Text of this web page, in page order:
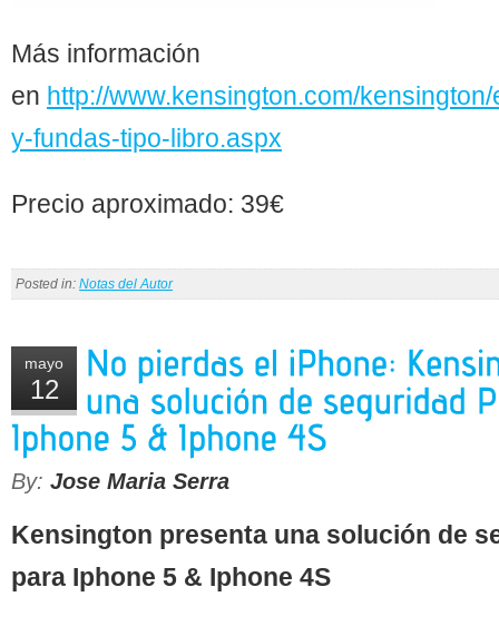
Más información
en http://www.kensington.com/
y-fundas-tipo-libro.aspx
Precio aproximado: 39€
Posted in: Notas del Autor
mayo
12
By: Jose Maria Serra
Kensington presenta una solución de
para Iphone 5 & Iphone 4S